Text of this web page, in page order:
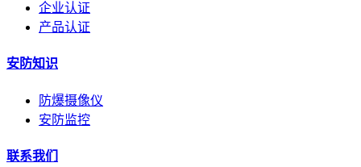
企业认证
产品认证
安防知识
防爆摄像仪
安防监控
联系我们